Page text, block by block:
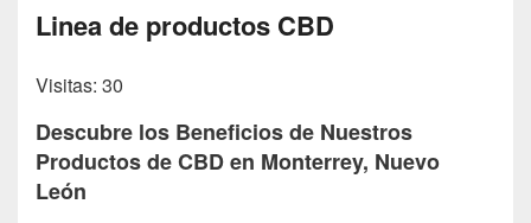
Linea de productos CBD
Visitas: 30
Descubre los Beneficios de Nuestros
Productos de CBD en Monterrey, Nuevo
León